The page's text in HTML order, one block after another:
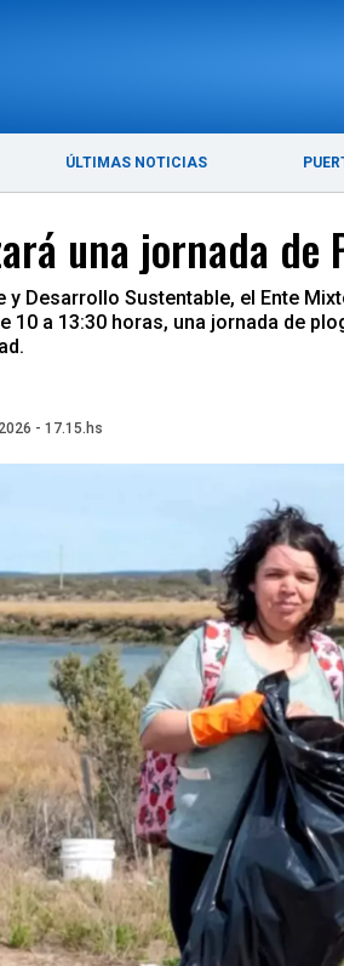
ÚLTIMAS NOTICIAS
una jornada
y Desarrollo Sustentable, el Ente
10 a 13:30 horas, una jornada de
- 17.15.hs